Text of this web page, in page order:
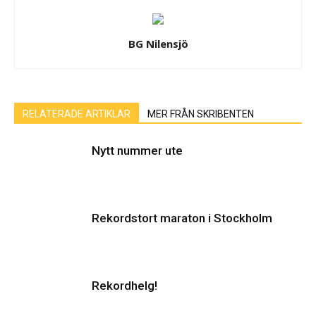
BG Nilensjö
RELATERADE ARTIKLAR MER FRÅN SKRIBENTEN
Nytt nummer ute
Rekordstort maraton i Stockholm
Rekordhelg!